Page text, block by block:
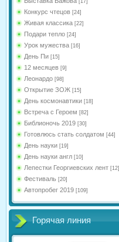
Конкурс чтецов [24]
Живая классика [22]
Подари тепло [24]
Урок мужества [16]
День Пи [15]
12 месяцев [9]
Леонардо [98]
Открытие ЗОЖ [15]
День космонавтики [18]
Встреча с Героем [82]
Библионочь 2019 [30]
Готовлюсь стать солдатом [44]
День науки [19]
День науки англ [10]
Лепестки Георгиевских лент [12]
Фестиваль [20]
Автопробег 2019 [109]
Горячая линия